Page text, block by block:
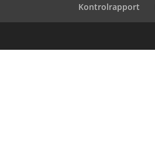
Kontrolrapport